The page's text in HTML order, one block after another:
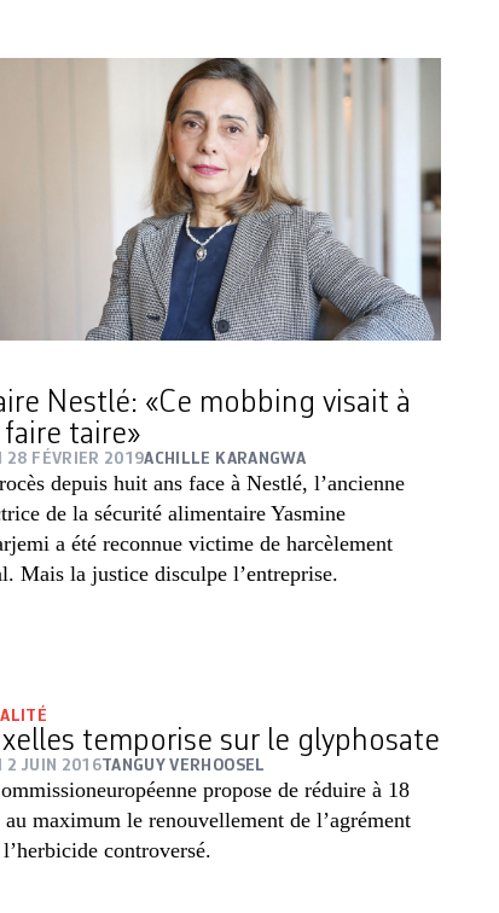
Nestlé: «Ce mobbing visait à
faire taire»
28 FÉVRIER 2019ACHILLE KARANGWA
depuis huit ans face à Nestlé, l’ancienne
de la sécurité alimentaire Yasmine
a été reconnue victime de harcèlement
Mais la justice disculpe l’entreprise.
temporise sur le glyphosate
2 JUIN 2016TANGUY VERHOOSEL
propose de réduire à 18
au maximum le renouvellement de l’agrément
controversé.